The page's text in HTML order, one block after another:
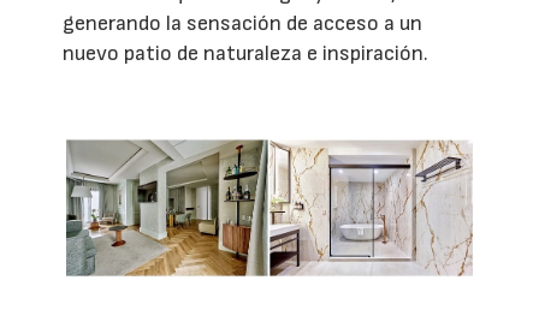
generando la sensación de acceso a un
nuevo patio de naturaleza e inspiración.